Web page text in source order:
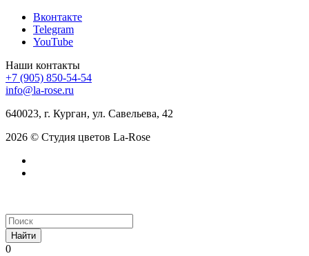
Вконтакте
Telegram
YouTube
Наши контакты
+7 (905) 850-54-54
info@la-rose.ru
640023, г. Курган, ул. Савельева, 42
2026 © Студия цветов La-Rose
Найти
0